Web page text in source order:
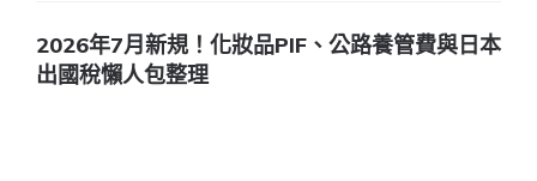
2026年7月新規！化妝品PIF、公路養管費與日本
出國稅懶人包整理